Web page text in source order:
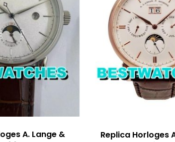
A. Lange &
Replica Horloges